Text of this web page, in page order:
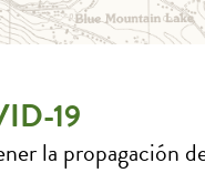
19
la propagación